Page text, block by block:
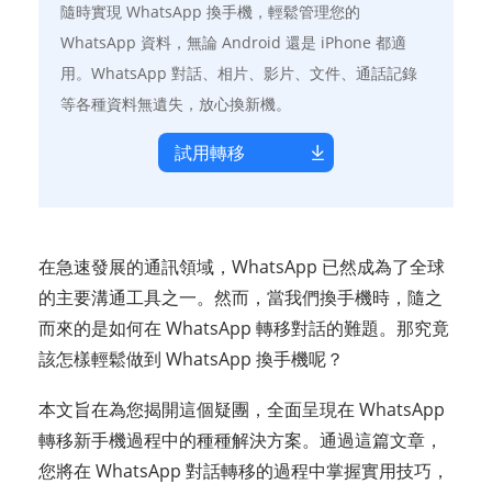
隨時實現 WhatsApp 換手機，輕鬆管理您的
WhatsApp 資料，無論 Android 還是 iPhone 都適
用。WhatsApp 對話、相片、影片、文件、通話記錄
等各種資料無遺失，放心換新機。
試用轉移
在急速發展的通訊領域，WhatsApp 已然成為了全球
的主要溝通工具之一。然而，當我們換手機時，隨之
而來的是如何在 WhatsApp 轉移對話的難題。那究竟
該怎樣輕鬆做到 WhatsApp 換手機呢？
本文旨在為您揭開這個疑團，全面呈現在 WhatsApp
轉移新手機過程中的種種解決方案。通過這篇文章，
您將在 WhatsApp 對話轉移的過程中掌握實用技巧，